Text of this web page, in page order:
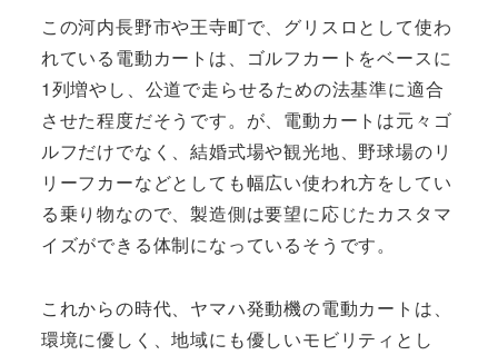
この河内長野市や王寺町で、グリスロとして使わ
れている電動カートは、ゴルフカートをベースに
1列増やし、公道で走らせるための法基準に適合
させた程度だそうです。が、電動カートは元々ゴ
ルフだけでなく、結婚式場や観光地、野球場のリ
リーフカーなどとしても幅広い使われ方をしてい
る乗り物なので、製造側は要望に応じたカスタマ
イズができる体制になっているそうです。
これからの時代、ヤマハ発動機の電動カートは、
環境に優しく、地域にも優しいモビリティとし